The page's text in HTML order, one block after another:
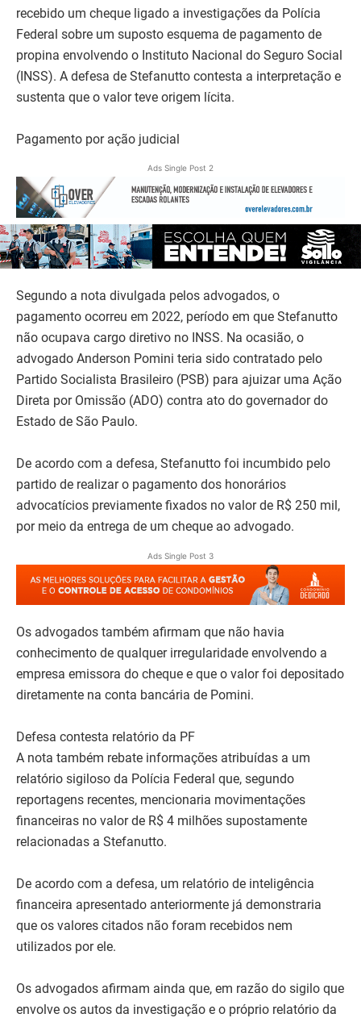
recebido um cheque ligado a investigações da Polícia
Federal sobre um suposto esquema de pagamento de
propina envolvendo o Instituto Nacional do Seguro Social
(INSS). A defesa de Stefanutto contesta a interpretação e
sustenta que o valor teve origem lícita.
Pagamento por ação judicial
Ads Single Post 2
Segundo a nota divulgada pelos advogados, o
pagamento ocorreu em 2022, período em que Stefanutto
não ocupava cargo diretivo no INSS. Na ocasião, o
advogado Anderson Pomini teria sido contratado pelo
Partido Socialista Brasileiro (PSB) para ajuizar uma Ação
Direta por Omissão (ADO) contra ato do governador do
Estado de São Paulo.
De acordo com a defesa, Stefanutto foi incumbido pelo
partido de realizar o pagamento dos honorários
advocatícios previamente fixados no valor de R$ 250 mil,
por meio da entrega de um cheque ao advogado.
Ads Single Post 3
Os advogados também afirmam que não havia
conhecimento de qualquer irregularidade envolvendo a
empresa emissora do cheque e que o valor foi depositado
diretamente na conta bancária de Pomini.
Defesa contesta relatório da PF
A nota também rebate informações atribuídas a um
relatório sigiloso da Polícia Federal que, segundo
reportagens recentes, mencionaria movimentações
financeiras no valor de R$ 4 milhões supostamente
relacionadas a Stefanutto.
De acordo com a defesa, um relatório de inteligência
financeira apresentado anteriormente já demonstraria
que os valores citados não foram recebidos nem
utilizados por ele.
Os advogados afirmam ainda que, em razão do sigilo que
envolve os autos da investigação e o próprio relatório da